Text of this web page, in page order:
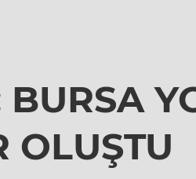
BURSA
OLUŞTU